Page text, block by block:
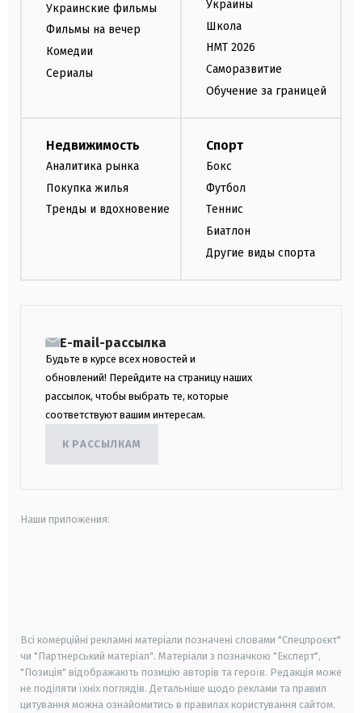
Украинские фильмы
Фильмы на вечер
Комедии
Сериалы
Украины
Школа
НМТ 2026
Саморазвитие
Обучение за границей
Недвижимость
Аналитика рынка
Покупка жилья
Тренды и вдохновение
Спорт
Бокс
Футбол
Теннис
Биатлон
Другие виды спорта
E-mail-рассылка
Будьте в курсе всех новостей и
обновлений! Перейдите на страницу наших
рассылок, чтобы выбрать те, которые
соответствуют вашим интересам.
К РАССЫЛКАМ
Наши приложения:
Всі комерційні рекламні матеріали позначені словами "Спецпроєкт"
чи "Партнерський матеріал". Матеріали з позначкою "Експерт",
"Позиція" відображають позицію авторів та героїв. Редакція може
не поділяти їхніх поглядів. Детальніше щодо реклами та правил
цитування можна ознайомитись в правилах користування сайтом.